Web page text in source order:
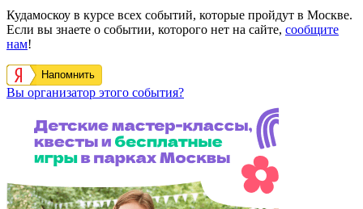
Кудамоскоу в курсе всех событий, которые пройдут в Москве.
Если вы знаете о событии, которого нет на сайте, сообщите
нам!
Напомнить
Вы организатор этого события?